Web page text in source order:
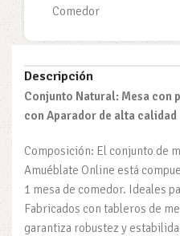
Comedor
Descripción
Conjunto Natural: Mesa con
con Aparador de alta calidad
Composición: El conjunto de
Amuéblate Online está
1 mesa de comedor. Ideales
Fabricados con tableros de
garantiza robustez y